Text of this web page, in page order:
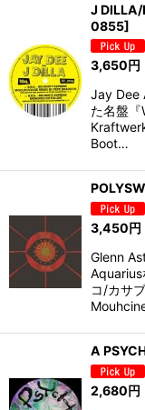
J DILLA/
0855]
3,650円
Jay Dee
た名盤
Boot…
3,450円
Glenn
Aquarius
コ/カサ
A
2,680円